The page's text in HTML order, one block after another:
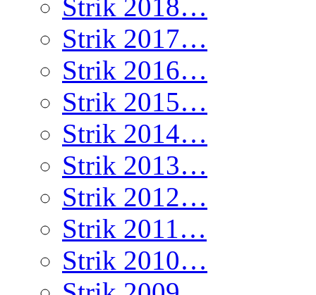
Strik 2018…
Strik 2017…
Strik 2016…
Strik 2015…
Strik 2014…
Strik 2013…
Strik 2012…
Strik 2011…
Strik 2010…